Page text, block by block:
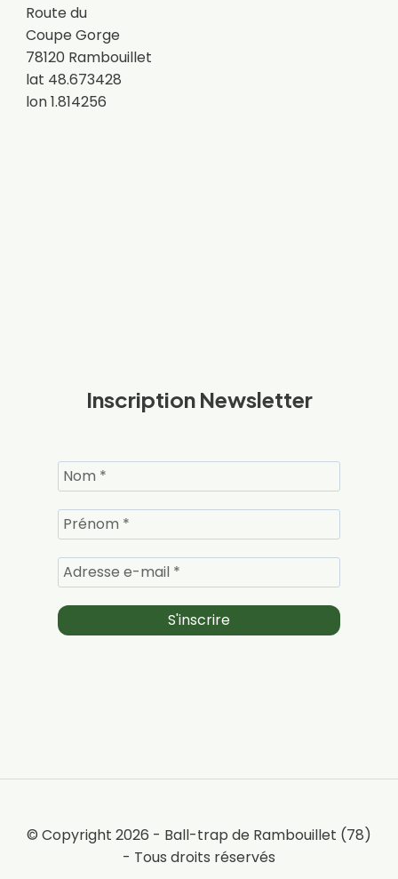
Route du
Coupe Gorge
78120 Rambouillet
lat 48.673428
lon 1.814256
Inscription Newsletter
© Copyright 2026 - Ball-trap de Rambouillet (78)
- Tous droits réservés